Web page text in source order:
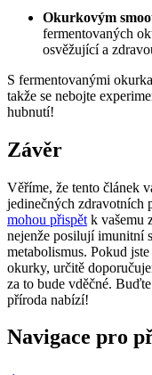
Okurkovým
fermentovaných
osvěžující a
S fermentovanými
takže se nebojte
hubnutí!
Závěr
Věříme, že tento článek
jedinečných zdravotních
mohou přispět k vašemu
nejenže posilují imunitní
metabolismus. Pokud
okurky, určitě
za to bude vděčné.
příroda nabízí!
Navigace pro